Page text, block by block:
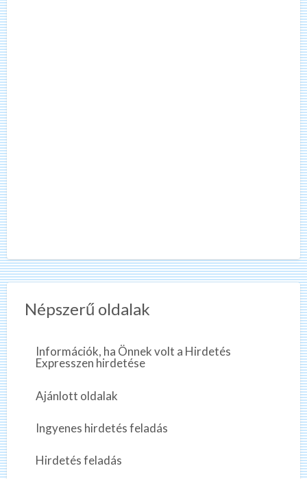
Népszerű oldalak
Információk, ha Önnek volt a Hirdetés
Expresszen hirdetése
Ajánlott oldalak
Ingyenes hirdetés feladás
Hirdetés feladás